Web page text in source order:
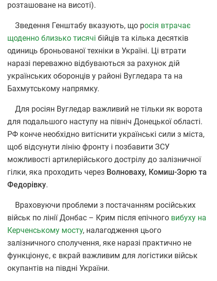
розташоване на висоті).
Зведення Генштабу вказують, що росія втрачає
щоденно близько тисячі бійців та кілька десятків
одиниць броньованої техніки в Україні. Ці втрати
наразі переважно відбуваються за рахунок дій
українських оборонців у районі Вугледара та на
Бахмутському напрямку.
Для росіян Вугледар важливий не тільки як ворота
для подальшого наступу на північ Донецької області.
РФ конче необхідно витіснити українські сили з міста,
щоб відсунути лінію фронту і позбавити ЗСУ
можливості артилерійського дострілу до залізничної
гілки, яка проходить через Волноваху, Комиш-Зорю та
Федорівку.
Враховуючи проблеми з постачанням російських
військ по лінії Донбас – Крим після епічного вибуху на
Керченському мосту, налагодження цього
залізничного сполучення, яке наразі практично не
функціонує, є вкрай важливим для логістики військ
окупантів на півдні України.